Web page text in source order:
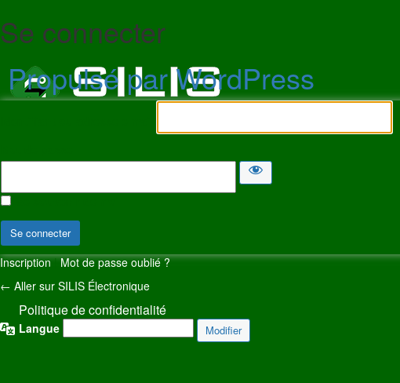
Se connecter
Propulsé par WordPress
Inscription|Mot de passe oublié ?
← Aller sur SILIS Électronique
Politique de confidentialité
Langue